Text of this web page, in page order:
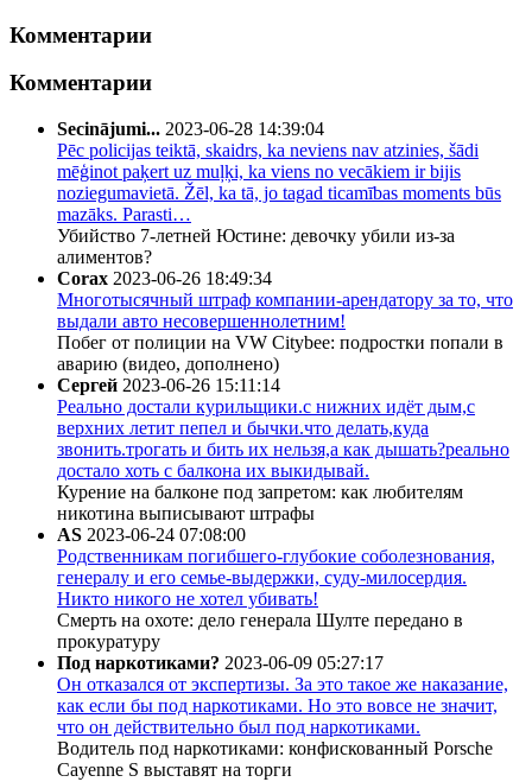
Комментарии
Комментарии
Secinājumi... 2023-06-28 14:39:04
Pēc policijas teiktā, skaidrs, ka neviens nav atzinies, šādi
mēģinot paķert uz muļķi, ka viens no vecākiem ir bijis
noziegumavietā. Žēl, ka tā, jo tagad ticamības moments būs
mazāks. Parasti…
Убийство 7-летней Юстине: девочку убили из-за
алиментов?
Corax 2023-06-26 18:49:34
Многотысячный штраф компании-арендатору за то, что
выдали авто несовершеннолетним!
Побег от полиции на VW Citybee: подростки попали в
аварию (видео, дополнено)
Сергей 2023-06-26 15:11:14
Реально достали курильщики.с нижних идёт дым,с
верхних летит пепел и бычки.что делать,куда
звонить.трогать и бить их нельзя,а как дышать?реально
достало хоть с балкона их выкидывай.
Курение на балконе под запретом: как любителям
никотина выписывают штрафы
AS 2023-06-24 07:08:00
Родственникам погибшего-глубокие соболезнования,
генералу и его семье-выдержки, суду-милосердия.
Никто никого не хотел убивать!
Смерть на охоте: дело генерала Шулте передано в
прокуратуру
Под наркотиками? 2023-06-09 05:27:17
Он отказался от экспертизы. За это такое же наказание,
как если бы под наркотиками. Но это вовсе не значит,
что он действительно был под наркотиками.
Водитель под наркотиками: конфискованный Porsche
Cayenne S выставят на торги